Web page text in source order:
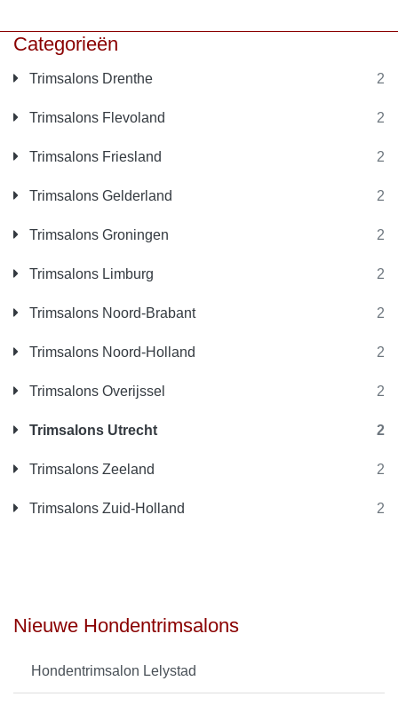
Categorieën
Trimsalons Drenthe 2
Trimsalons Flevoland 2
Trimsalons Friesland 2
Trimsalons Gelderland 2
Trimsalons Groningen 2
Trimsalons Limburg 2
Trimsalons Noord-Brabant 2
Trimsalons Noord-Holland 2
Trimsalons Overijssel 2
Trimsalons Utrecht 2
Trimsalons Zeeland 2
Trimsalons Zuid-Holland 2
Nieuwe Hondentrimsalons
Hondentrimsalon Lelystad